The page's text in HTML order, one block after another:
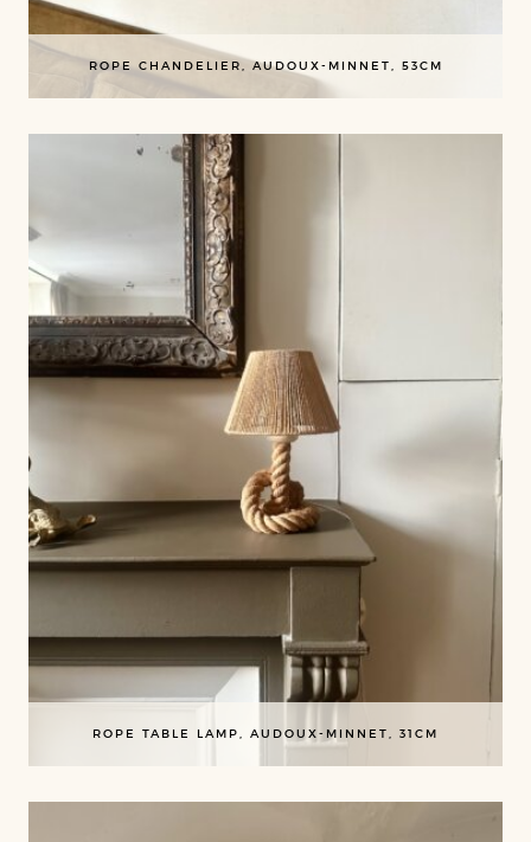
ROPE CHANDELIER, AUDOUX-MINNET, 53CM
ROPE TABLE LAMP, AUDOUX-MINNET, 31CM